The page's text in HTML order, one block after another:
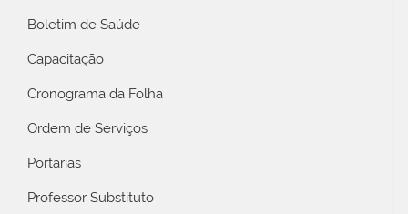
Boletim de Saúde
Capacitação
Cronograma da Folha
Ordem de Serviços
Portarias
Professor Substituto